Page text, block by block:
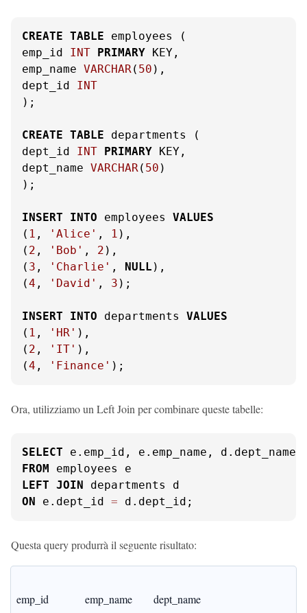
CREATE TABLE employees (
emp_id INT PRIMARY KEY,
emp_name VARCHAR( 50 ),
dept_id INT
);
CREATE TABLE departments (
dept_id INT PRIMARY KEY,
dept_name VARCHAR( 50 )
);
INSERT INTO employees VALUES
( 1 , 'Alice' , 1 ),
( 2 , 'Bob' , 2 ),
( 3 , 'Charlie' , NULL ),
(4 , 'David' , 3 );
INSERT INTO departments VALUES
( 1 , 'HR' ),
( 2 , 'IT' ),
(4 , 'Finance' );
Ora, utilizziamo un Left Join per combinare queste tabelle:
SELECT
FROM
LEFT JOIN
ON e.dept_id = d.dept_id;
Questa query produrrà il seguente risultato:
emp_id emp_name dept_name